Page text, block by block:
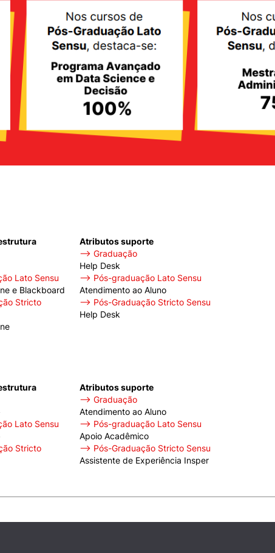
Lato Sensu
e Blackboard
Stricto
Atributos suporte
⟶ Graduação
Help Desk
⟶ Pós-graduação Lato Sensu
Atendimento ao Aluno
⟶ Pós-Graduação Stricto Sensu
Help Desk
Lato Sensu
Stricto
Atributos suporte
⟶ Graduação
Atendimento ao Aluno
⟶ Pós-graduação Lato Sensu
Apoio Acadêmico
⟶ Pós-Graduação Stricto Sensu
Assistente de Experiência Insper
necessários
de usuário